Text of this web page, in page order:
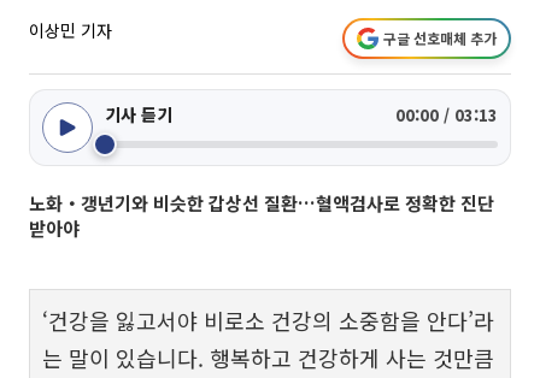
이상민 기자 구글 선호매체 추가
기사 듣기 00:00 / 03:13
노화‧갱년기와 비슷한 갑상선 질환…혈액검사로 정확한 진단
받아야
‘건강을 잃고서야 비로소 건강의 소중함을 안다’라
는 말이 있습니다. 행복하고 건강하게 사는 것만큼